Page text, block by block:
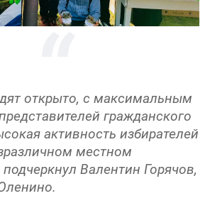
открыто, с максимальным
гражданского
активность избирателей
местном
Валентин Горячов,